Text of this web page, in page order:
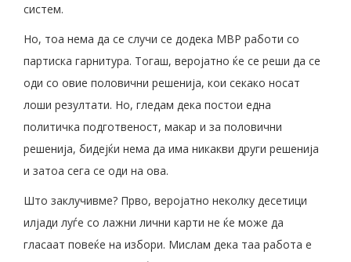
систем.
Но, тоа нема да се случи се додека МВР работи со
партиска гарнитура. Тогаш, веројатно ќе се реши да се
оди со овие половични решенија, кои секако носат
лоши резултати. Но, гледам дека постои една
политичка подготвеност, макар и за половични
решенија, бидејќи нема да има никакви други решенија
и затоа сега се оди на ова.
Што заклучивме? Прво, веројатно неколку десетици
илјади луѓе со лажни лични карти не ќе може да
гласаат повеќе на избори. Мислам дека таа работа е